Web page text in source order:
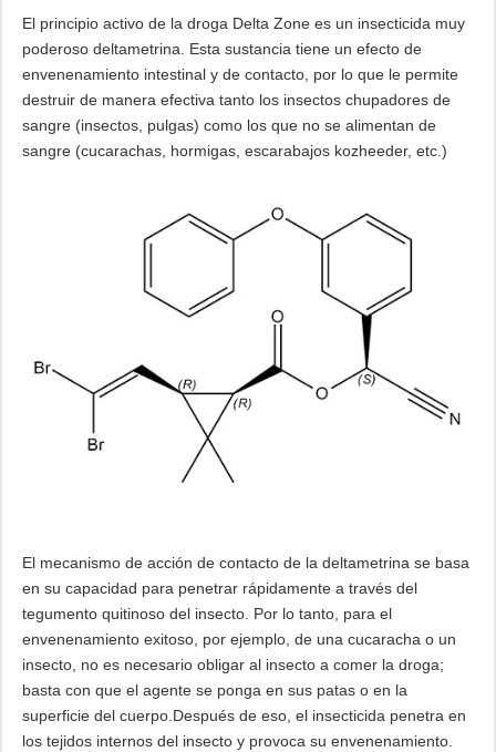
El principio activo de la droga Delta Zone es un insecticida muy
poderoso deltametrina. Esta sustancia tiene un efecto de
envenenamiento intestinal y de contacto, por lo que le permite
destruir de manera efectiva tanto los insectos chupadores de
sangre (insectos, pulgas) como los que no se alimentan de
sangre (cucarachas, hormigas, escarabajos kozheeder, etc.)
El mecanismo de acción de contacto de la deltametrina se basa
en su capacidad para penetrar rápidamente a través del
tegumento quitinoso del insecto. Por lo tanto, para el
envenenamiento exitoso, por ejemplo, de una cucaracha o un
insecto, no es necesario obligar al insecto a comer la droga;
basta con que el agente se ponga en sus patas o en la
superficie del cuerpo.Después de eso, el insecticida penetra en
los tejidos internos del insecto y provoca su envenenamiento.